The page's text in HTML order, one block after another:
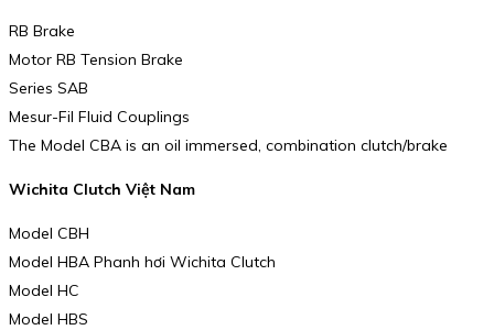
RB Brake
Motor RB Tension Brake
Series SAB
Mesur-Fil Fluid Couplings
The Model CBA is an oil immersed, combination clutch/brake
Wichita Clutch Việt Nam
Model CBH
Model HBA Phanh hơi Wichita Clutch
Model HC
Model HBS